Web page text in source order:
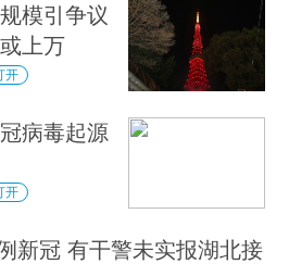
模引争议
上万
开
病毒起源
开
新冠 有干警未实报湖北接